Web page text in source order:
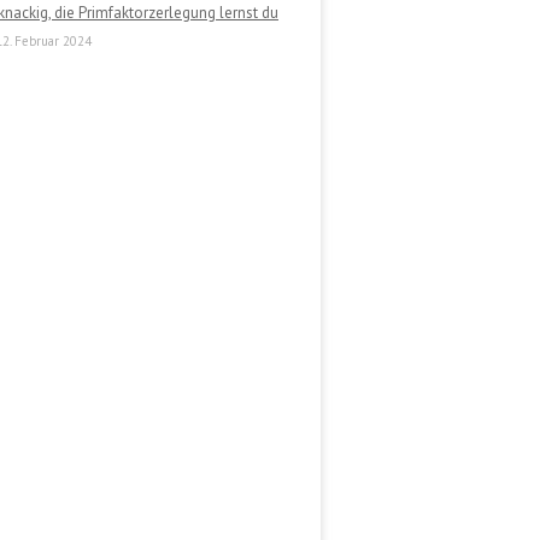
die Primfaktorzerlegung lernst du
Februar 2024